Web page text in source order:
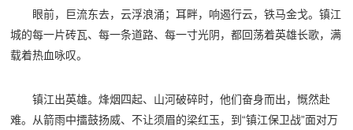
眼前，巨流东去，云浮浪涌；耳畔，响遏行云，铁马金戈。镇江
城的每一片砖瓦、每一条道路、每一寸光阴，都回荡着英雄长歌，满
载着热血咏叹。
镇江出英雄。烽烟四起、山河破碎时，他们奋身而出，慨然赴
难。从箭雨中擂鼓扬威、不让须眉的梁红玉，到“镇江保卫战”面对万